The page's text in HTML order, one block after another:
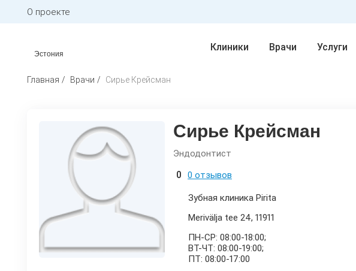
О проекте
Эстония
Клиники Врачи Услуги
Главная Врачи Сирье Крейсман
Сирье Крейсман
Эндодонтист
0 0 отзывов
Зубная клиника Pirita
Merivälja tee 24, 11911
ПН-СР: 08:00-18:00;
ВТ-ЧТ: 08:00-19:00;
ПТ: 08:00-17:00